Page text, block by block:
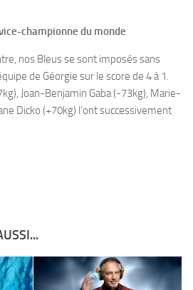
championne du monde
nos Bleus se sont imposés sans
de Géorgie sur le score de 4 à 1.
Joan-Benjamin Gaba (-73kg), Marie-
Dicko (+70kg) l’ont successivement